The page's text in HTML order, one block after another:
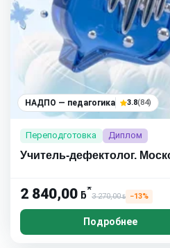
НАДПО — педагогика 3.8(84)
Переподготовка Диплом
Учитель-дефектолог.
2 840,00 ƃ*
3 270,00ƃ −13%
Подробнее